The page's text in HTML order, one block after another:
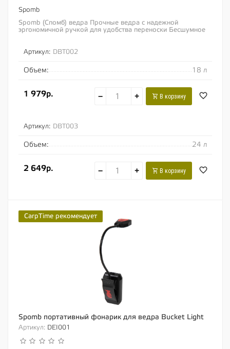
Spomb
Spomb (Спомб) ведра Прочные ведра с надежной
эргономичной ручкой для удобства переноски Бесшумное
Артикул: DBT002
Объем: 18 л
1 979р. − + В корзину
Артикул: DBT003
Объем: 24 л
2 649р. − + В корзину
CarpTime рекомендует
Spomb портативный фонарик для ведра Bucket Light
Артикул: DEI001